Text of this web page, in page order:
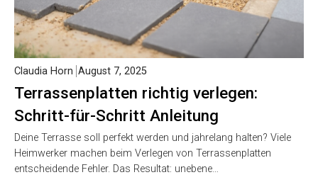
Terrassenplatten richtig verlegen:
Schritt-für-Schritt Anleitung
Claudia Horn August 7, 2025
Deine Terrasse soll perfekt werden und jahrelang halten? Viele
Heimwerker machen beim Verlegen von Terrassenplatten
entscheidende Fehler. Das Resultat: unebene…